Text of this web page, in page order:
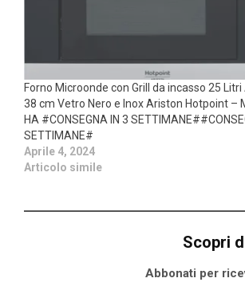
Forno Microonde con Grill da incasso 25
38 cm Vetro Nero e Inox Ariston Hotpoint –
HA #CONSEGNA IN 3
SETTIMANE#
Aprile 4, 2024
Articolo simile
Scopri
Abbonati per